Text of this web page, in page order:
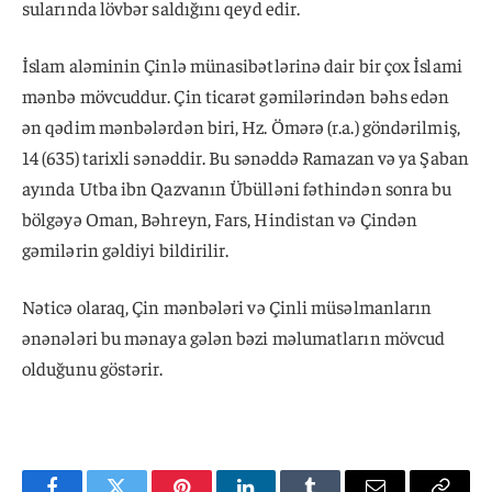
sularında lövbər saldığını qeyd edir.
İslam aləminin Çinlə münasibətlərinə dair bir çox İslami
mənbə mövcuddur. Çin ticarət gəmilərindən bəhs edən
ən qədim mənbələrdən biri, Hz. Ömərə (r.a.) göndərilmiş,
14 (635) tarixli sənəddir. Bu sənəddə Ramazan və ya Şaban
ayında Utba ibn Qazvanın Übülləni fəthindən sonra bu
bölgəyə Oman, Bəhreyn, Fars, Hindistan və Çindən
gəmilərin gəldiyi bildirilir.
Nəticə olaraq, Çin mənbələri və Çinli müsəlmanların
ənənələri bu mənaya gələn bəzi məlumatların mövcud
olduğunu göstərir.